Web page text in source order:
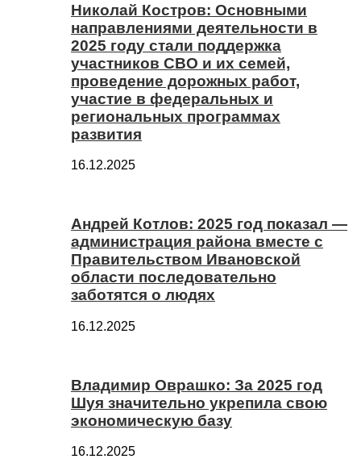
Николай Костров: Основными
направлениями деятельности в
2025 году стали поддержка
участников СВО и их семей,
проведение дорожных работ,
участие в федеральных и
региональных программах
развития
16.12.2025
Андрей Котлов: 2025 год показал —
администрация района вместе с
Правительством Ивановской
области последовательно
заботятся о людях
16.12.2025
Владимир Оврашко: За 2025 год
Шуя значительно укрепила свою
экономическую базу
16.12.2025